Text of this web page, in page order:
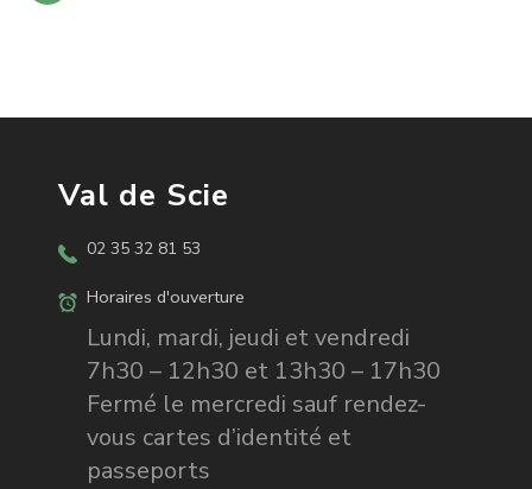
Val de Scie
02 35 32 81 53
Horaires d'ouverture
Lundi, mardi, jeudi et vendredi
7h30 – 12h30 et 13h30 – 17h30
Fermé le mercredi sauf rendez-
vous cartes d’identité et
passeports